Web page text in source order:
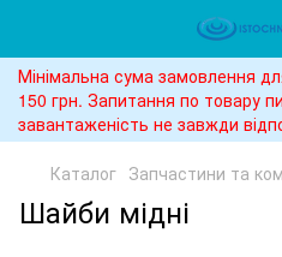
Мінімальна сума замовлення
150 грн. Запитання по товару
завантаженість не завжди
Каталог Запчастини та
Шайби мідні